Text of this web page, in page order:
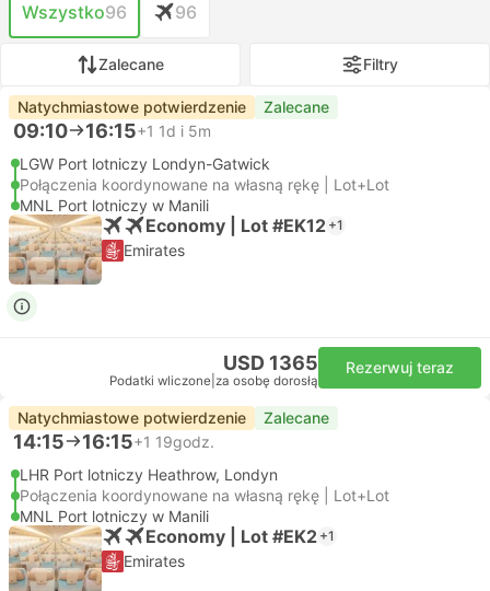
Wszystko96 96
Zalecane Filtry
Natychmiastowe potwierdzenie Zalecane
09:10 16:15+1 1d i 5m
LGW Port lotniczy Londyn-Gatwick
Połączenia koordynowane na własną rękę | Lot+Lot
MNL Port lotniczy w Manili
Economy | Lot #EK12 +1
Emirates
USD 1365
Podatki wliczone za osobę dorosłą
Rezerwuj teraz
Natychmiastowe potwierdzenie Zalecane
14:15 16:15+1 19godz.
LHR Port lotniczy Heathrow, Londyn
Połączenia koordynowane na własną rękę | Lot+Lot
MNL Port lotniczy w Manili
Economy | Lot #EK2 +1
Emirates